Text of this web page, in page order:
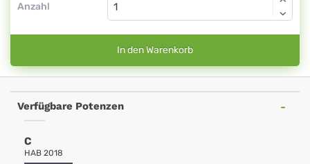
Anzahl
In den Warenkorb
Verfügbare Potenzen
C
HAB 2018